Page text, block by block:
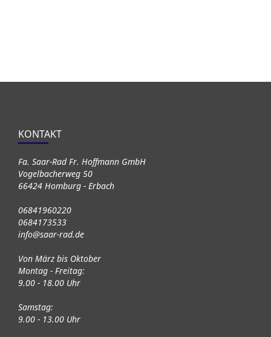
KONTAKT
Fa. Saar-Rad Fr. Hoffmann GmbH
Vogelbacherweg 50
66424 Homburg - Erbach
06841960220
0684173533
info@saar-rad.de
Von März bis Oktober
Montag - Freitag:
9.00 - 18.00 Uhr
Samstag:
9.00 - 13.00 Uhr